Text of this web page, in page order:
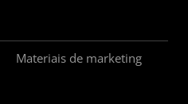
Materiais de marketing